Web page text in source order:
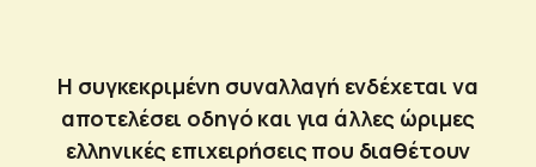
H συγκεκριμένη συναλλαγή ενδέχεται να
αποτελέσει οδηγό και για άλλες ώριμες
ελληνικές επιχειρήσεις που διαθέτουν